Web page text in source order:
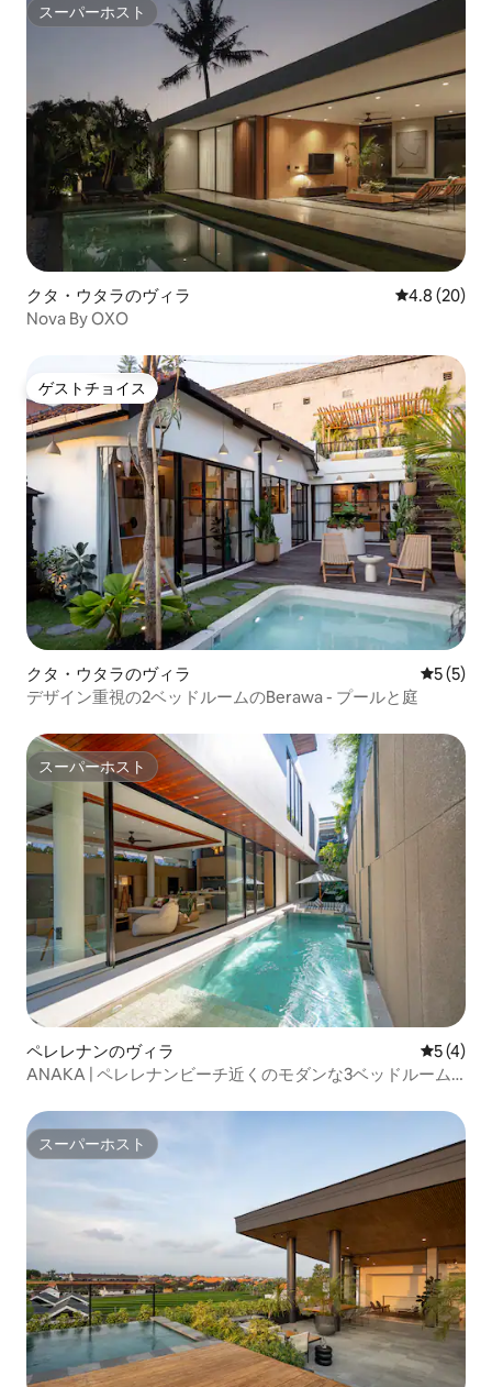
スーパーホスト
スーパーホスト
クタ・ウタラのヴィラ レビュー20
4.8 (20)
Nova By OXO
ゲストチョイス
ゲストチョイス
クタ・ウタラのヴィラ レビュー
5 (5)
デザイン重視の2ベッドルームのBerawa - プールと庭
スーパーホスト
スーパーホスト
ペレレナンのヴィラ レビュー
5 (4)
ANAKA | ペレレナンビーチ近くのモダンな3ベッドルーム
スーパーホスト
スーパーホスト